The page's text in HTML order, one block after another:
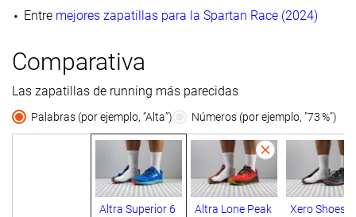
Entre mejores zapatillas para la Spartan Race (2024)
Comparativa
Las zapatillas de running más parecidas
Palabras (por ejemplo, “Alta”) Números (por ejemplo, "73 %")
Altra Superior 6
Altra Lone Peak
Xero Shoes